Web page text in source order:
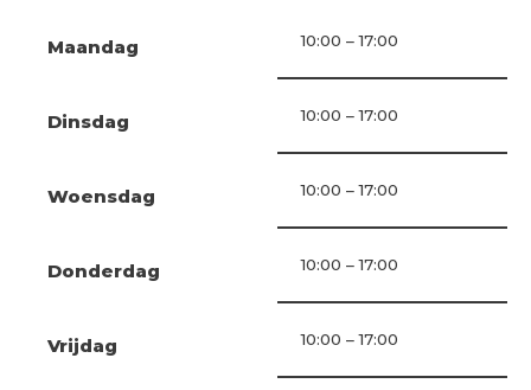
Maandag 10:00 – 17:00
Dinsdag 10:00 – 17:00
Woensdag 10:00 – 17:00
Donderdag 10:00 – 17:00
Vrijdag 10:00 – 17:00